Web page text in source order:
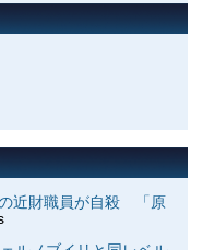
の近財職員が自殺 「原